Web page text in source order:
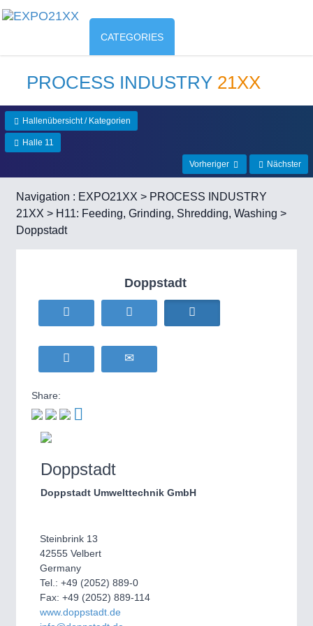
CATEGORIES
PROCESS INDUSTRY 21XX
Hallenübersicht / Kategorien
Halle 11
Vorheriger Nächster
Navigation : EXPO21XX > PROCESS INDUSTRY
21XX > H11: Feeding, Grinding, Shredding, Washing >
Doppstadt
Doppstadt
Share:
Doppstadt
Doppstadt Umwelttechnik GmbH
Steinbrink 13
42555 Velbert
Germany
Tel.: +49 (2052) 889-0
Fax: +49 (2052) 889-114
www.doppstadt.de